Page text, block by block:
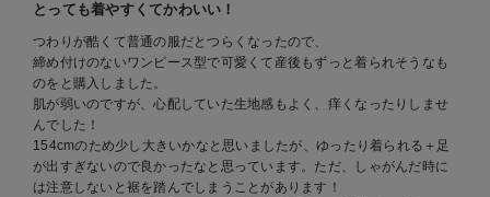
とっても着やすくてかわいい！
つわりが酷くて普通の服だとつらくなったので、
締め付けのないワンピース型で可愛くて産後もずっと着られそうなも
のをと購入しました。
肌が弱いのですが、心配していた生地感もよく、痒くなったりしませ
んでした！
154cmのため少し大きいかなと思いましたが、ゆったり着られる＋足
が出すぎないので良かったなと思っています。ただ、しゃがんだ時に
は注意しないと裾を踏んでしまうことがあります！